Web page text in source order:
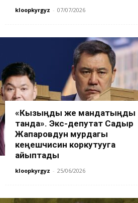
kloopkyrgyz - 07/07/2026
«Кызыңды же мандатыңды
танда». Экс-депутат Садыр
Жапаровдун мурдагы
кеңешчисин коркутууга
айыптады
kloopkyrgyz - 25/06/2026